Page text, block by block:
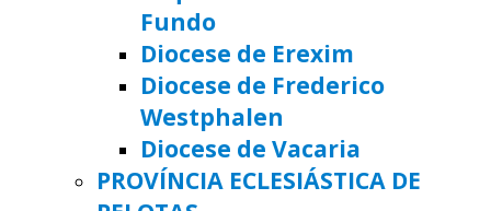
Fundo
Diocese de Erexim
Diocese de Frederico
Westphalen
Diocese de Vacaria
PROVÍNCIA ECLESIÁSTICA DE